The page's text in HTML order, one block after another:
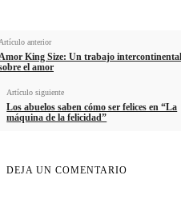
anterior
King Size: Un trabajo intercontinental
el amor
Artículo siguiente
Los abuelos saben cómo ser felices en “La
máquina de la felicidad”
DEJA UN COMENTARIO